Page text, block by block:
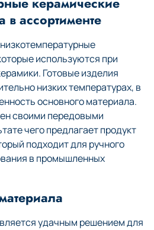
ассортименте
используются при
Готовые изделия
низких температурах, в
основного материала.
своими передовыми
чего предлагает продукт
подходит для ручного
в промышленных
удачным решением для